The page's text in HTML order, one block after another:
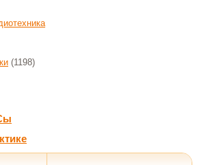
(1198)